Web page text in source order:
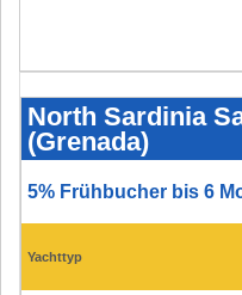
Sardinia
Sail
s.r.l.
Flotten
Preise
2025
Yacht
Club
North Sardinia
(Grenada)
5% Frühbucher bis 6
Yachttyp